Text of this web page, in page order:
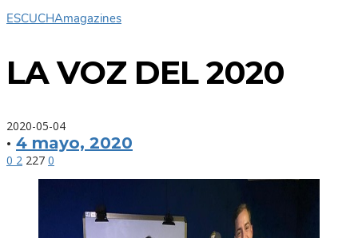
ESCUCHAmagazines
LA VOZ DEL 2020
2020-05-04
· 4 mayo, 2020
0 2 227 0